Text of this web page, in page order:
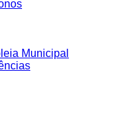
Municipal